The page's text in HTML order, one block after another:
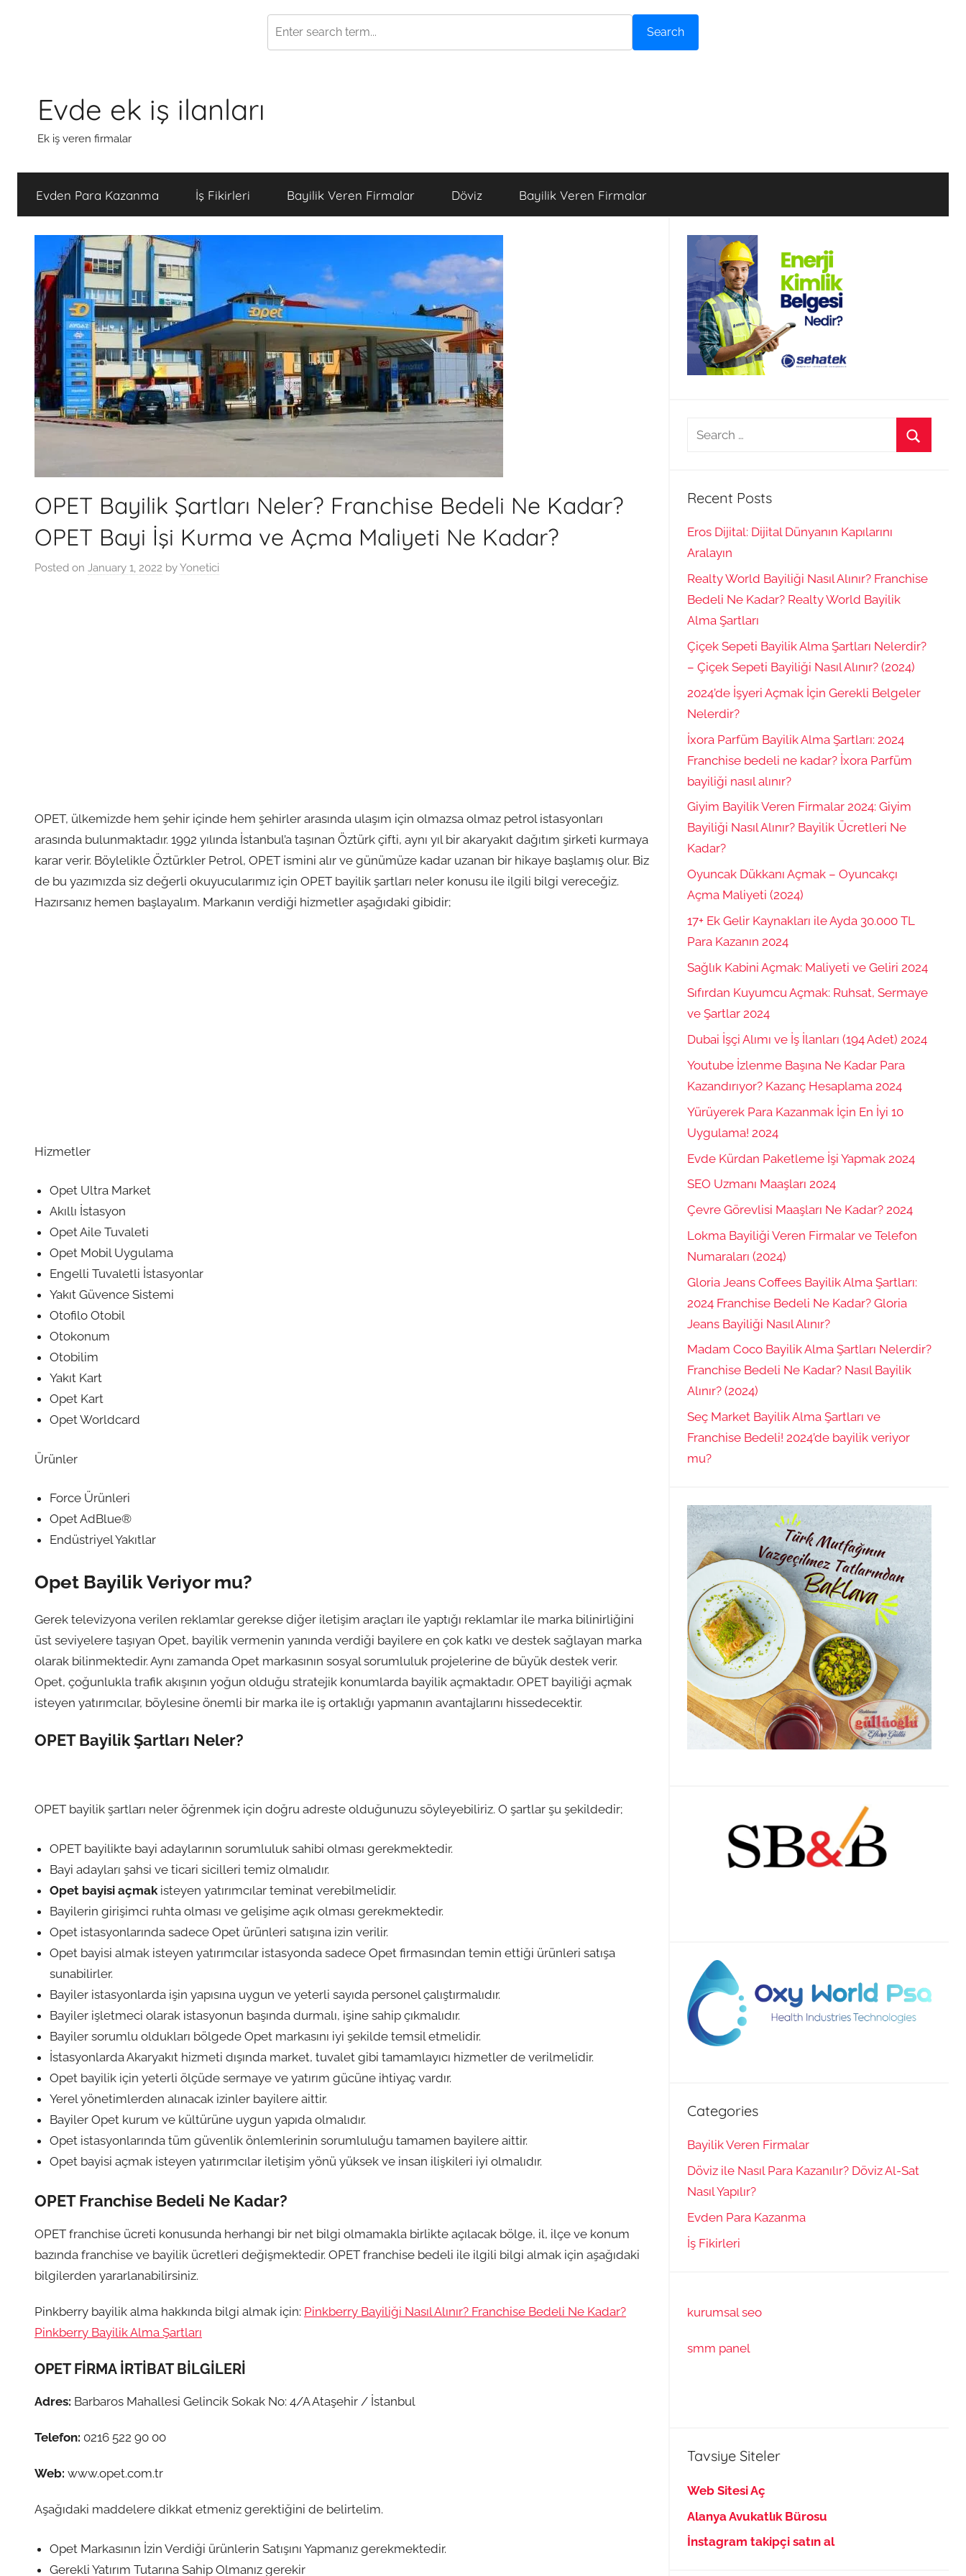
Search
content
Evde ek iş ilanları
Ek iş veren firmalar
Evden Para Kazanma İş Fikirleri Bayilik Veren Firmalar Döviz Bayilik Veren Firmalar
OPET Bayilik Şartları Neler? Franchise Bedeli Ne Kadar?
OPET Bayi İşi Kurma ve Açma Maliyeti Ne Kadar?
Posted on January 1, 2022 byYonetici
OPET, ülkemizde hem şehir içinde hem şehirler arasında ulaşım için olmazsa olmaz petrol istasyonları
arasında bulunmaktadır. 1992 yılında İstanbul’a taşınan Öztürk çifti, aynı yıl bir akaryakıt dağıtım şirketi kurmaya
karar verir. Böylelikle Öztürkler Petrol, OPET ismini alır ve günümüze kadar uzanan bir hikaye başlamış olur. Biz
de bu yazımızda siz değerli okuyucularımız için OPET bayilik şartları neler konusu ile ilgili bilgi vereceğiz.
Hazırsanız hemen başlayalım. Markanın verdiği hizmetler aşağıdaki gibidir;
Hizmetler
Opet Ultra Market
Akıllı İstasyon
Opet Aile Tuvaleti
Opet Mobil Uygulama
Engelli Tuvaletli İstasyonlar
Yakıt Güvence Sistemi
Otofilo Otobil
Otokonum
Otobilim
Yakıt Kart
Opet Kart
Opet Worldcard
Ürünler
Force Ürünleri
Opet AdBlue®
Endüstriyel Yakıtlar
Opet Bayilik Veriyor mu?
Gerek televizyona verilen reklamlar gerekse diğer iletişim araçları ile yaptığı reklamlar ile marka bilinirliğini
üst seviyelere taşıyan Opet, bayilik vermenin yanında verdiği bayilere en çok katkı ve destek sağlayan marka
olarak bilinmektedir. Aynı zamanda Opet markasının sosyal sorumluluk projelerine de büyük destek verir.
Opet, çoğunlukla trafik akışının yoğun olduğu stratejik konumlarda bayilik açmaktadır. OPET bayiliği açmak
isteyen yatırımcılar, böylesine önemli bir marka ile iş ortaklığı yapmanın avantajlarını hissedecektir.
OPET Bayilik Şartları Neler?
OPET bayilik şartları neler öğrenmek için doğru adreste olduğunuzu söyleyebiliriz. O şartlar şu şekildedir;
OPET bayilikte bayi adaylarının sorumluluk sahibi olması gerekmektedir.
Bayi adayları şahsi ve ticari sicilleri temiz olmalıdır.
Opet bayisi açmak isteyen yatırımcılar teminat verebilmelidir.
Bayilerin girişimci ruhta olması ve gelişime açık olması gerekmektedir.
Opet istasyonlarında sadece Opet ürünleri satışına izin verilir.
Opet bayisi almak isteyen yatırımcılar istasyonda sadece Opet firmasından temin ettiği ürünleri satışa
sunabilirler.
Bayiler istasyonlarda işin yapısına uygun ve yeterli sayıda personel çalıştırmalıdır.
Bayiler işletmeci olarak istasyonun başında durmalı, işine sahip çıkmalıdır.
Bayiler sorumlu oldukları bölgede Opet markasını iyi şekilde temsil etmelidir.
İstasyonlarda Akaryakıt hizmeti dışında market, tuvalet gibi tamamlayıcı hizmetler de verilmelidir.
Opet bayilik için yeterli ölçüde sermaye ve yatırım gücüne ihtiyaç vardır.
Yerel yönetimlerden alınacak izinler bayilere aittir.
Bayiler Opet kurum ve kültürüne uygun yapıda olmalıdır.
Opet istasyonlarında tüm güvenlik önlemlerinin sorumluluğu tamamen bayilere aittir.
Opet bayisi açmak isteyen yatırımcılar iletişim yönü yüksek ve insan ilişkileri iyi olmalıdır.
OPET Franchise Bedeli Ne Kadar?
OPET franchise ücreti konusunda herhangi bir net bilgi olmamakla birlikte açılacak bölge, il, ilçe ve konum
bazında franchise ve bayilik ücretleri değişmektedir. OPET franchise bedeli ile ilgili bilgi almak için aşağıdaki
bilgilerden yararlanabilirsiniz.
Pinkberry bayilik alma hakkında bilgi almak için: Pinkberry Bayiliği Nasıl Alınır? Franchise Bedeli Ne Kadar?
Pinkberry Bayilik Alma Şartları
OPET FİRMA İRTİBAT BİLGİLERİ
Adres: Barbaros Mahallesi Gelincik Sokak No: 4/A Ataşehir / İstanbul
Telefon: 0216 522 90 00
Web: www.opet.com.tr
Aşağıdaki maddelere dikkat etmeniz gerektiğini de belirtelim.
Opet Markasının İzin Verdiği ürünlerin Satışını Yapmanız gerekmektedir.
Gerekli Yatırım Tutarına Sahip Olmanız gerekir
Search
Recent Posts
Eros Dijital: Dijital Dünyanın Kapılarını
Aralayın
Realty World Bayiliği Nasıl Alınır? Franchise
Bedeli Ne Kadar? Realty World Bayilik
Alma Şartları
Çiçek Sepeti Bayilik Alma Şartları Nelerdir?
– Çiçek Sepeti Bayiliği Nasıl Alınır? (2024)
2024’de İşyeri Açmak İçin Gerekli Belgeler
Nelerdir?
İxora Parfüm Bayilik Alma Şartları: 2024
Franchise bedeli ne kadar? İxora Parfüm
bayiliği nasıl alınır?
Giyim Bayilik Veren Firmalar 2024: Giyim
Bayiliği Nasıl Alınır? Bayilik Ücretleri Ne
Kadar?
Oyuncak Dükkanı Açmak – Oyuncakçı
Açma Maliyeti (2024)
17+ Ek Gelir Kaynakları ile Ayda 30.000 TL
Para Kazanın 2024
Sağlık Kabini Açmak: Maliyeti ve Geliri 2024
Sıfırdan Kuyumcu Açmak: Ruhsat, Sermaye
ve Şartlar 2024
Dubai İşçi Alımı ve İş İlanları (194 Adet) 2024
Youtube İzlenme Başına Ne Kadar Para
Kazandırıyor? Kazanç Hesaplama 2024
Yürüyerek Para Kazanmak İçin En İyi 10
Uygulama! 2024
Evde Kürdan Paketleme İşi Yapmak 2024
SEO Uzmanı Maaşları 2024
Çevre Görevlisi Maaşları Ne Kadar? 2024
Lokma Bayiliği Veren Firmalar ve Telefon
Numaraları (2024)
Gloria Jeans Coffees Bayilik Alma Şartları:
2024 Franchise Bedeli Ne Kadar? Gloria
Jeans Bayiliği Nasıl Alınır?
Madam Coco Bayilik Alma Şartları Nelerdir?
Franchise Bedeli Ne Kadar? Nasıl Bayilik
Alınır? (2024)
Seç Market Bayilik Alma Şartları ve
Franchise Bedeli! 2024’de bayilik veriyor
mu?
Categories
Bayilik Veren Firmalar
Döviz ile Nasıl Para Kazanılır? Döviz Al-Sat
Nasıl Yapılır?
Evden Para Kazanma
İş Fikirleri
kurumsal seo
smm panel
Tavsiye Siteler
Web Sitesi Aç
Alanya Avukatlık Bürosu
İnstagram takipçi satın al